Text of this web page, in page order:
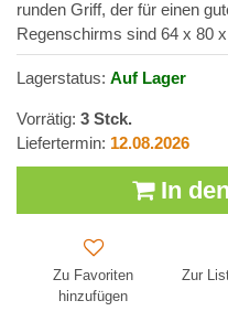
runden Griff, der für einen
Regenschirms sind 64 x 80
Lagerstatus: Auf Lager
Vorrätig: 3 Stck.
Liefertermin: 12.08.2026
In
Zu Favoriten
hinzufügen
Zur